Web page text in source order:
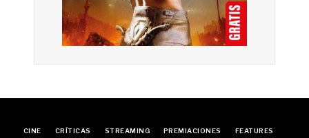
CINE CRÍTICAS STREAMING PREMIACIONES FEATURES